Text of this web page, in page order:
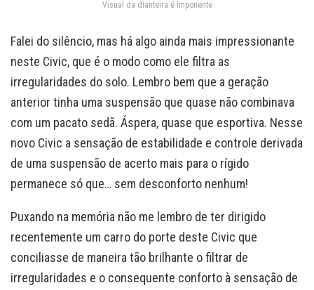
Visual da dianteira é imponente
Falei do silêncio, mas há algo ainda mais impressionante
neste Civic, que é o modo como ele filtra as
irregularidades do solo. Lembro bem que a geração
anterior tinha uma suspensão que quase não combinava
com um pacato sedã. Áspera, quase que esportiva. Nesse
novo Civic a sensação de estabilidade e controle derivada
de uma suspensão de acerto mais para o rígido
permanece só que… sem desconforto nenhum!
Puxando na memória não me lembro de ter dirigido
recentemente um carro do porte deste Civic que
conciliasse de maneira tão brilhante o filtrar de
irregularidades e o consequente conforto à sensação de